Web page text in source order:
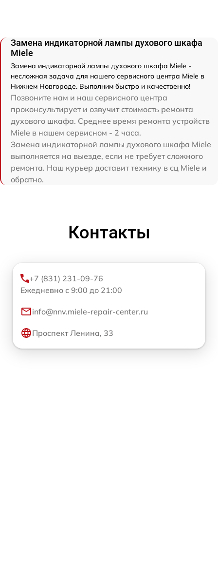
Замена индикаторной лампы духового шкафа
Miele
Замена индикаторной лампы духового шкафа Miele -
несложная задача для нашего сервисного центра Miele в
Нижнем Новгороде. Выполним быстро и качественно!
Позвоните нам и наш сервисного центра
проконсультирует и озвучит стоимость ремонта
духового шкафа. Среднее время ремонта устройств
Miele в нашем сервисном - 2 часа.
Замена индикаторной лампы духового шкафа Miele
выполняется на выезде, если не требует сложного
ремонта. Наш курьер доставит технику в сц Miele и
обратно.
Контакты
+7 (831) 231-09-76
Ежедневно с 9:00 до 21:00
info@nnv.miele-repair-center.ru
Проспект Ленина, 33